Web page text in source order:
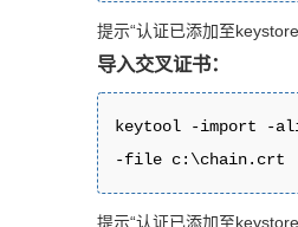
提示“认证已添加至keystore
导入交叉证书：
keytool -import -
-file c:\chain.crt
提示“认证已添加至